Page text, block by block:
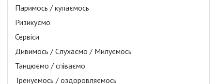
Паримось / купаємось
Ризикуємо
Сервіси
Дивимось / Слухаємо / Милуємось
Танцюємо / співаємо
Тренуємось / оздоровляємось